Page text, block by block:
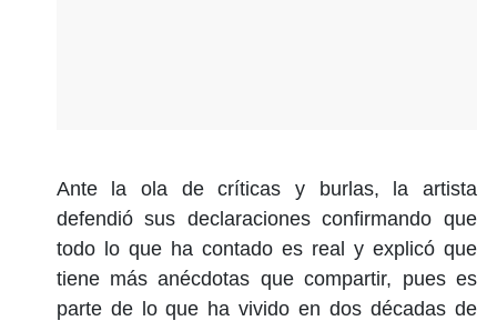
Ante la ola de críticas y burlas, la artista
defendió sus declaraciones confirmando que
todo lo que ha contado es real y explicó que
tiene más anécdotas que compartir, pues es
parte de lo que ha vivido en dos décadas de